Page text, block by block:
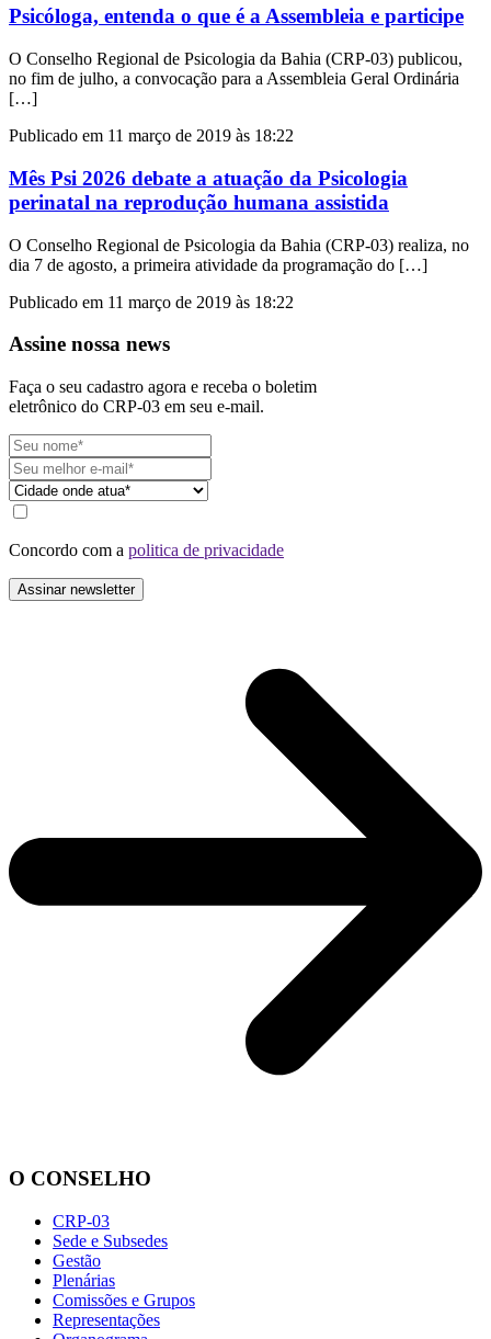
Psicóloga, entenda o que é a Assembleia e participe
O Conselho Regional de Psicologia da Bahia (CRP-03) publicou,
no fim de julho, a convocação para a Assembleia Geral Ordinária
[…]
Publicado em 11 março de 2019 às 18:22
Mês Psi 2026 debate a atuação da Psicologia
perinatal na reprodução humana assistida
O Conselho Regional de Psicologia da Bahia (CRP-03) realiza, no
dia 7 de agosto, a primeira atividade da programação do […]
Publicado em 11 março de 2019 às 18:22
Assine nossa news
Faça o seu cadastro agora e receba o boletim
eletrônico do CRP-03 em seu e-mail.
Concordo com a politica de privacidade
O CONSELHO
CRP-03
Sede e Subsedes
Gestão
Plenárias
Comissões e Grupos
Representações